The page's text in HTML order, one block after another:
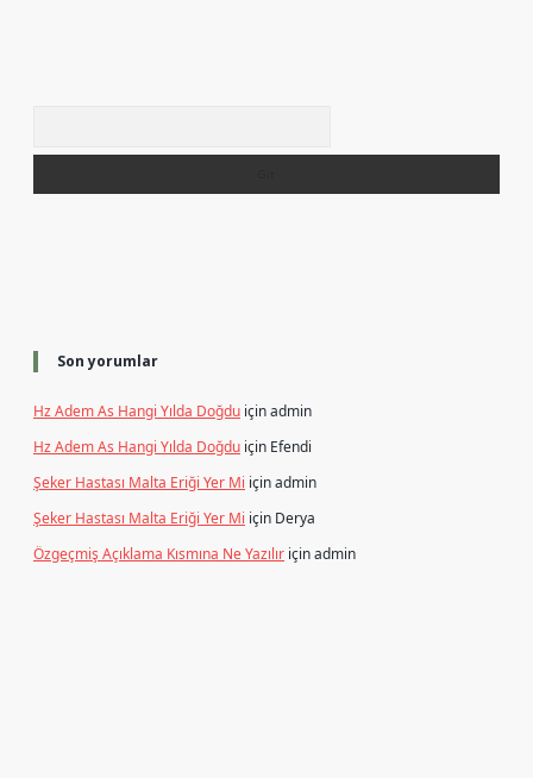
Son yorumlar
Hz Adem As Hangi Yılda Doğdu içinadmin
Hz Adem As Hangi Yılda Doğdu için Efendi
Şeker Hastası Malta Eriği Yer Mi içinadmin
Şeker Hastası Malta Eriği Yer Mi için Derya
Özgeçmiş Açıklama Kısmına Ne Yazılır içinadmin